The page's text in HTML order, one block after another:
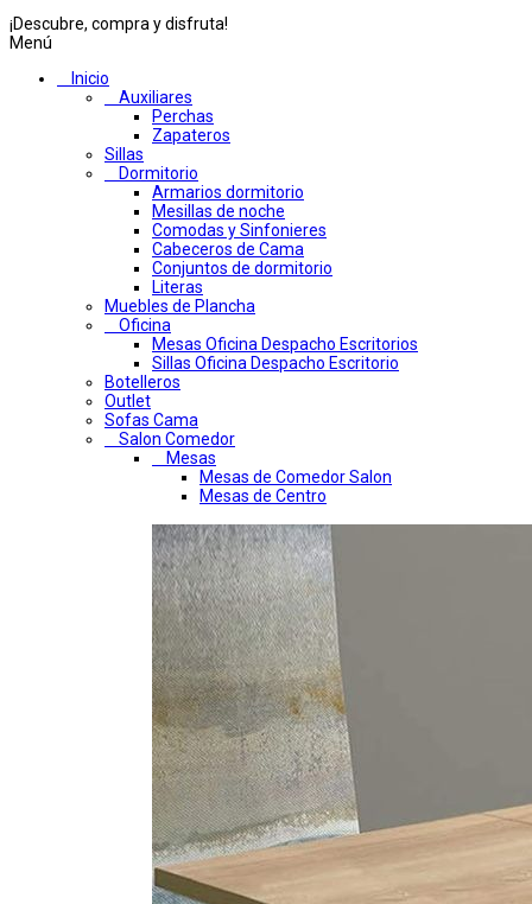
¡Descubre, compra y disfruta!
Menú
Inicio
Auxiliares
Perchas
Zapateros
Sillas
Dormitorio
Armarios dormitorio
Mesillas de noche
Comodas y Sinfonieres
Cabeceros de Cama
Conjuntos de dormitorio
Literas
Muebles de Plancha
Oficina
Mesas Oficina Despacho Escritorios
Sillas Oficina Despacho Escritorio
Botelleros
Outlet
Sofas Cama
Salon Comedor
Mesas
Mesas de Comedor Salon
Mesas de Centro